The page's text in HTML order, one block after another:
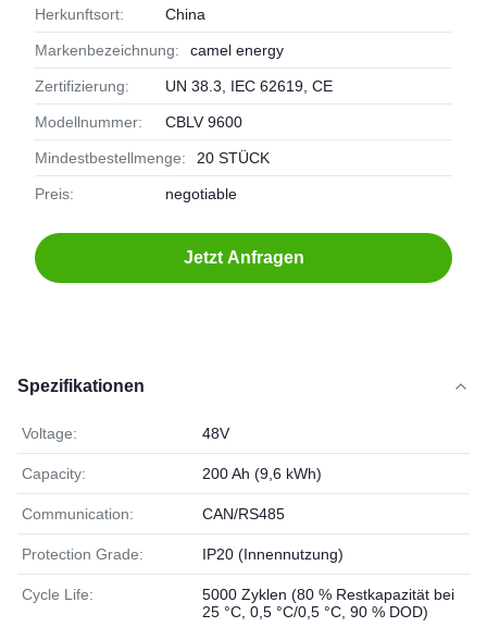
Herkunftsort: China
Markenbezeichnung: camel energy
Zertifizierung: UN 38.3, IEC 62619, CE
Modellnummer: CBLV 9600
Mindestbestellmenge: 20 STÜCK
Preis: negotiable
Jetzt Anfragen
Spezifikationen
Voltage: 48V
Capacity: 200 Ah (9,6 kWh)
Communication: CAN/RS485
Protection Grade: IP20 (Innennutzung)
Cycle Life:
5000 Zyklen (80 % Restkapazität bei
25 °C, 0,5 °C/0,5 °C, 90 % DOD)